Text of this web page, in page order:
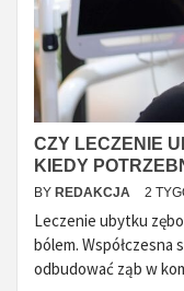
CZY LECZENIE
KIEDY
BY REDAKCJA 2
Leczenie ubytku
bólem. Współczesna
odbudować ząb w